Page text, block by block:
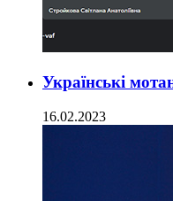
Українські
16.02.2023